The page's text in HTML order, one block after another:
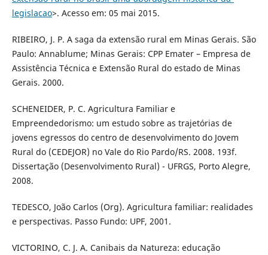
legislacao>. Acesso em: 05 mai 2015.
RIBEIRO, J. P. A saga da extensão rural em Minas Gerais. São
Paulo: Annablume; Minas Gerais: CPP Emater – Empresa de
Assistência Técnica e Extensão Rural do estado de Minas
Gerais. 2000.
SCHENEIDER, P. C. Agricultura Familiar e
Empreendedorismo: um estudo sobre as trajetórias de
jovens egressos do centro de desenvolvimento do Jovem
Rural do (CEDEJOR) no Vale do Rio Pardo/RS. 2008. 193f.
Dissertação (Desenvolvimento Rural) - UFRGS, Porto Alegre,
2008.
TEDESCO, João Carlos (Org). Agricultura familiar: realidades
e perspectivas. Passo Fundo: UPF, 2001.
VICTORINO, C. J. A. Canibais da Natureza: educação